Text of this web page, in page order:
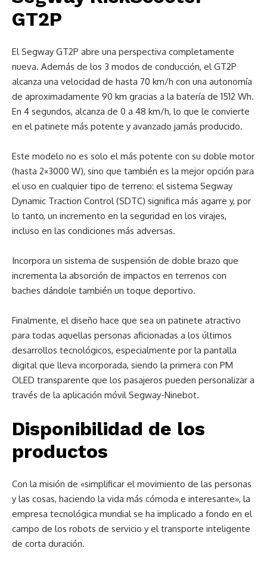
GT2P
El Segway GT2P abre una perspectiva completamente
nueva. Además de los 3 modos de conducción, el GT2P
alcanza una velocidad de hasta 70 km/h con una autonomía
de aproximadamente 90 km gracias a la batería de 1512 Wh.
En 4 segundos, alcanza de 0 a 48 km/h, lo que le convierte
en el patinete más potente y avanzado jamás producido.
Este modelo no es solo el más potente con su doble motor
(hasta 2×3000 W), sino que también es la mejor opción para
el uso en cualquier tipo de terreno: el sistema Segway
Dynamic Traction Control (SDTC) significa más agarre y, por
lo tanto, un incremento en la seguridad en los virajes,
incluso en las condiciones más adversas.
Incorpora un sistema de suspensión de doble brazo que
incrementa la absorción de impactos en terrenos con
baches dándole también un toque deportivo.
Finalmente, el diseño hace que sea un patinete atractivo
para todas aquellas personas aficionadas a los últimos
desarrollos tecnológicos, especialmente por la pantalla
digital que lleva incorporada, siendo la primera con PM
OLED transparente que los pasajeros pueden personalizar a
través de la aplicación móvil Segway-Ninebot.
Disponibilidad de los
productos
Con la misión de «simplificar el movimiento de las personas
y las cosas, haciendo la vida más cómoda e interesante», la
empresa tecnológica mundial se ha implicado a fondo en el
campo de los robots de servicio y el transporte inteligente
de corta duración.